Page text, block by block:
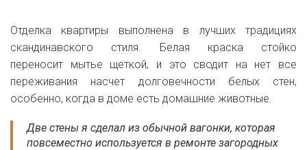
Отделка квартиры выполнена в лучших традициях
скандинавского стиля. Белая краска стойко
переносит мытье щеткой, и это сводит на нет все
переживания насчет долговечности белых стен,
особенно, когда в доме есть домашние животные.
Две стены я сделал из обычной вагонки, которая
повсеместно используется в ремонте загородных